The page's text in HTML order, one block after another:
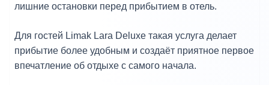
лишние остановки перед прибытием в отель.
Для гостей Limak Lara Deluxe такая услуга делает
прибытие более удобным и создаёт приятное первое
впечатление об отдыхе с самого начала.